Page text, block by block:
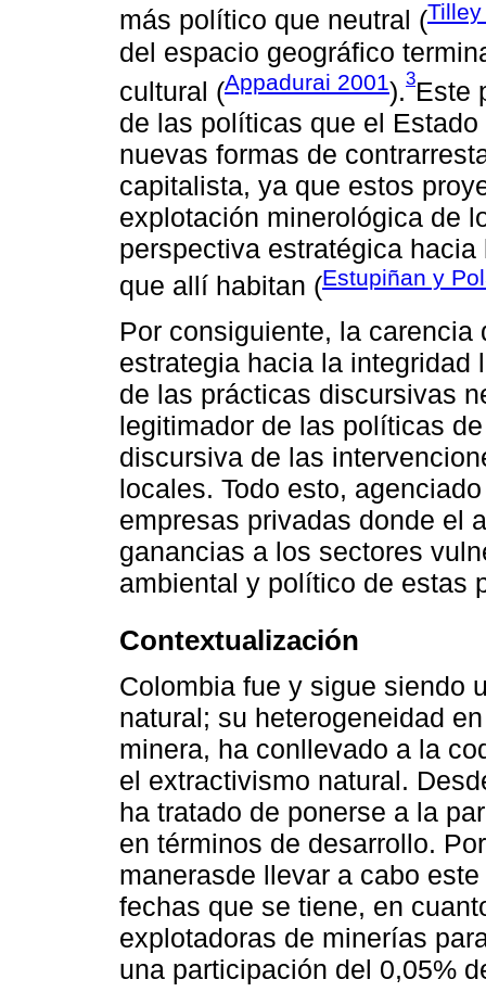
más político que neutral (
del espacio geográfico
cultural (Appadurai 2001).3Este
de las políticas que el
nuevas formas de
capitalista, ya que estos
explotación minerológica de
perspectiva estratégica
que allí habitan (Estupiñan y
Por consiguiente, la
estrategia hacia la integridad
de las prácticas discursivas
legitimador de las políticas
discursiva de las
locales. Todo esto,
empresas privadas donde el
ganancias a los sectores
ambiental y político de estas
Contextualización
Colombia fue y sigue siendo
natural; su heterogeneidad
minera, ha conllevado a la
el extractivismo natural.
ha tratado de ponerse a la
en términos de desarrollo.
manerasde llevar a cabo
fechas que se tiene, en
explotadoras de minerías
una participación del 0,05%